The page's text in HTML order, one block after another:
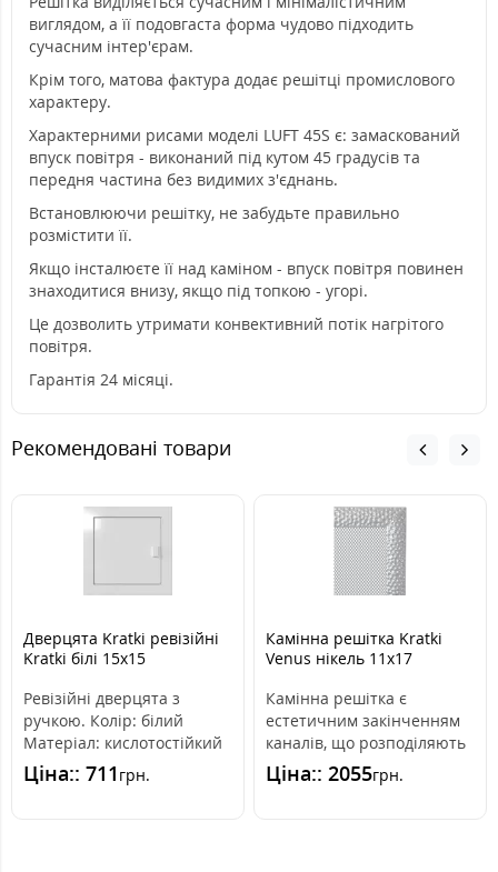
виглядом, а її подовгаста форма чудово підходить
сучасним інтер'єрам.
Крім того, матова фактура додає решітці промислового
характеру.
Характерними рисами моделі LUFT 45S є: замаскований
впуск повітря - виконаний під кутом 45 градусів та
передня частина без видимих з'єднань.
Встановлюючи решітку, не забудьте правильно
розмістити її.
Якщо інсталюєте її над каміном - впуск повітря повинен
знаходитися внизу, якщо під топкою - угорі.
Це дозволить утримати конвективний потік нагрітого
повітря.
Гарантія 24 місяці.
Рекомендовані товари
Дверцята Kratki ревізійні
Kratki білі 15x15
Ревізійні дверцята з
ручкою. Колір: білий
Матеріал: кислотостійкий
метал Розміри: -зовнішній
20x..
Ціна:: 711 грн.
Камінна решітка Kratki
Venus нікель 11x17
Камінна решітка є
естетичним закінченням
каналів, що розподіляють
гаряче повітря з каміна.
Вона вмо..
Ціна:: 2055грн.